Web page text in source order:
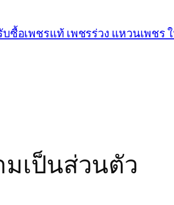
บซื้อเพชรแท้ เพชรร่วง แหวนเพชร
เป็นส่วนตัว